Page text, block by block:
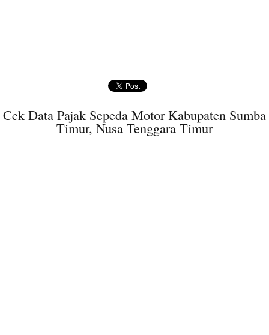
Cek Data Pajak Sepeda Motor Kabupaten Sumba
Timur, Nusa Tenggara Timur